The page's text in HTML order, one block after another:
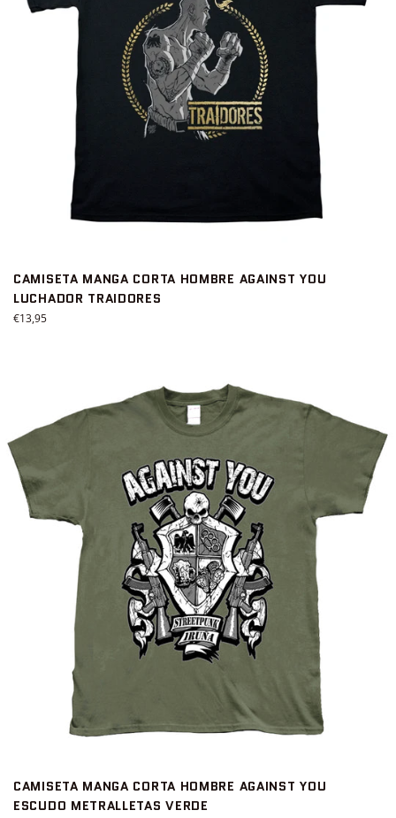
CAMISETA MANGA CORTA HOMBRE AGAINST YOU
LUCHADOR TRAIDORES
Precio
€13,95
CAMISETA MANGA CORTA HOMBRE AGAINST YOU
ESCUDO METRALLETAS VERDE